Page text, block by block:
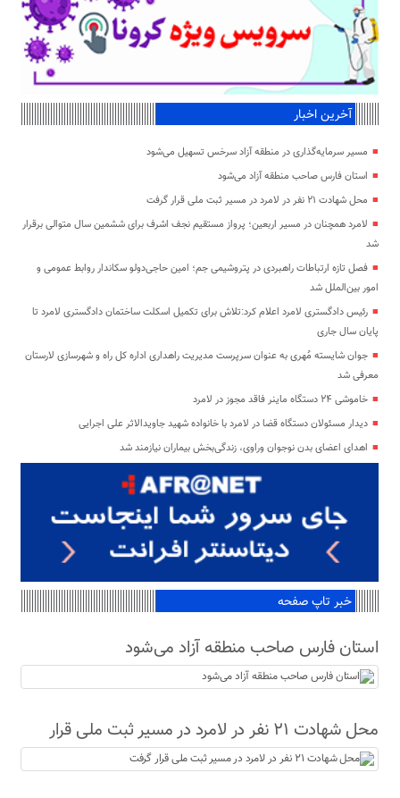
آخرین اخبار
مسیر سرمایه‌گذاری در منطقه آزاد سرخس تسهیل می‌شود
استان فارس صاحب منطقه آزاد می‌شود
محل شهادت ۲۱ نفر در لامرد در مسیر ثبت ملی قرار گرفت
لامرد همچنان در مسیر اربعین؛ پرواز مستقیم نجف اشرف برای ششمین سال متوالی برقرار
شد
فصل تازه ارتباطات راهبردی در پتروشیمی جم؛ امین حاجی‌دولو سکاندار روابط عمومی و
امور بین‌الملل شد
رئیس دادگستری لامرد اعلام کرد:تلاش برای تکمیل اسکلت ساختمان دادگستری لامرد تا
پایان سال جاری
جوان شایسته مُهری به عنوان سرپرست مدیریت راهداری اداره کل راه و شهرسازی لارستان
معرفی شد
خاموشی ۲۴ دستگاه ماینر فاقد مجوز در لامرد
دیدار مسئولان دستگاه قضا در لامرد با خانواده شهید جاویدالاثر علی اجرایی
اهدای اعضای بدن نوجوان وراوی، زندگی‌بخش بیماران نیازمند شد
خبر تاپ صفحه
استان فارس صاحب منطقه آزاد می‌شود
محل شهادت ۲۱ نفر در لامرد در مسیر ثبت ملی قرار
گرفت